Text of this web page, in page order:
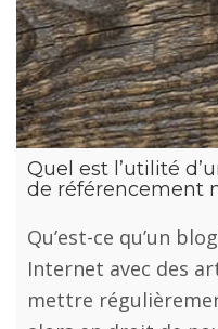
Quel est l’utilité
de référencement
Qu’est-ce qu’un
Internet avec des
mettre